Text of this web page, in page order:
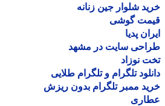
شلوار جین زنانه
گوشی
پدیا
سایت در مشهد
نوزاد
تلگرام و تلگرام طلایی
ممبر تلگرام بدون ریزش